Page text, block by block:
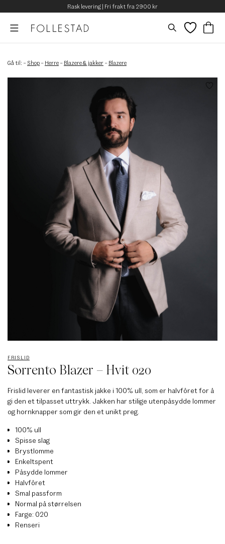
Rask levering | Fri frakt fra 2900 kr
Gå til: – Shop – Herre – Blazere & jakker – Blazere
FRISLID
Sorrento Blazer – Hvit 020
Frislid leverer en fantastisk jakke i 100% ull, som er halvfôret for å
gi den et tilpasset uttrykk. Jakken har stilige utenpåsydde lommer
og hornknapper som gir den et unikt preg.
100% ull
Spisse slag
Brystlomme
Enkeltspent
Påsydde lommer
Halvfôret
Smal passform
Normal på størrelsen
Farge: 020
Renseri